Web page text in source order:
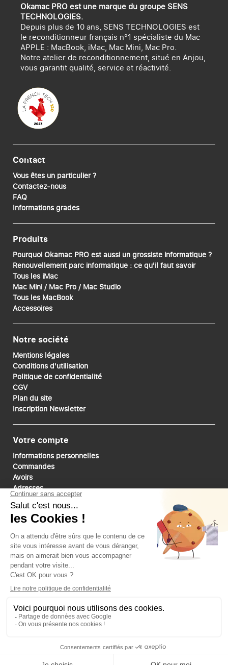
Okamac PRO est une marque du groupe SENS
TECHNOLOGIES.
Depuis plus de 10 ans, SENS TECHNOLOGIES est
le reconditionneur français n°1 spécialiste du Mac
APPLE : MacBook, iMac, Mac Mini, Mac Pro.
Notre atelier de reconditionnement, situé en Anjou,
vous garantit qualité, service et réactivité.
Contact
Informations grades
FAQ
Contactez-nous
Vous êtes un particulier ?
Produits
Pourquoi Okamac PRO est aussi un grossiste informatique ?
Renouvellement parc informatique : ce qu'il faut savoir
Tous les iMac
Mac Mini / Mac Pro / Mac Studio
Tous les MacBook
Accessoires
Notre société
Mentions légales
Conditions d'utilisation
Politique de confidentialité
CGV
Plan du site
Inscription Newsletter
Votre compte
Informations personnelles
Commandes
Avoirs
Adresses
Bons de réduction
Mes alertes
Paiements sécurisé
Suivez-nous